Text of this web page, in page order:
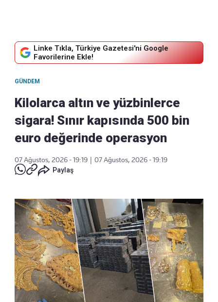
Linke Tıkla, Türkiye Gazetesi'ni Google
Favorilerine Ekle!
GÜNDEM
Kilolarca altın ve yüzbinlerce
sigara! Sınır kapısında 500 bin
euro değerinde operasyon
07 Ağustos, 2026 - 19:19
07 Ağustos, 2026 - 19:19
Paylaş